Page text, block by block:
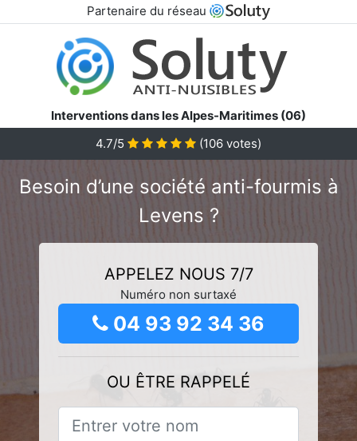
Partenaire du réseau
Interventions dans les Alpes-Maritimes (06)
4.7/5
(106 votes)
Besoin d’une société anti-fourmis à
Levens ?
APPELEZ NOUS 7/7
Numéro non surtaxé
04 93 92 34 36
OU ÊTRE RAPPELÉ